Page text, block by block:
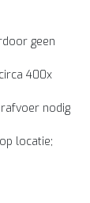
geen
400x
nodig
locatie;